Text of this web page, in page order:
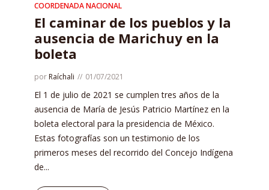
COORDENADA NACIONAL
El caminar de los pueblos y la
ausencia de Marichuy en la
boleta
por Raíchali 01/07/2021
El 1 de julio de 2021 se cumplen tres años de la
ausencia de María de Jesús Patricio Martínez en la
boleta electoral para la presidencia de México.
Estas fotografías son un testimonio de los
primeros meses del recorrido del Concejo Indígena
de...